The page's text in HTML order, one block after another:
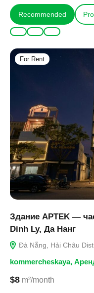
Recommended
For Rent
Здание APTEK —
Dinh Ly, Да Нанг
Đà Nẵng, Hải Châu
kommercheskaya,
$8 m²/month